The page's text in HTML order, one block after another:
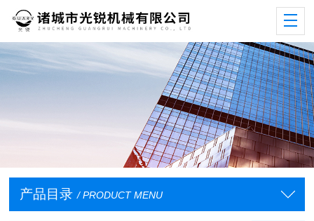
产品目录 / PRODUCT MENU